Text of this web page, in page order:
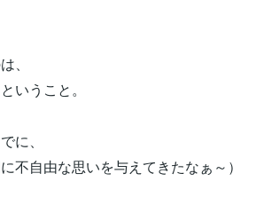
、
いうこと。
に、
不自由な思いを与えてきたなぁ～）